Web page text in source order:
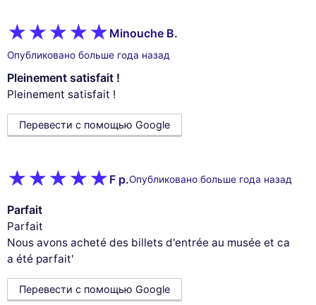
Minouche B.
Опубликовано больше года назад
Pleinement satisfait !
Pleinement satisfait !
Перевести с помощью Google
F p.Опубликовано больше года назад
Parfait
Parfait
Nous avons acheté des billets d'entrée au musée et ca
a été parfait'
Перевести с помощью Google